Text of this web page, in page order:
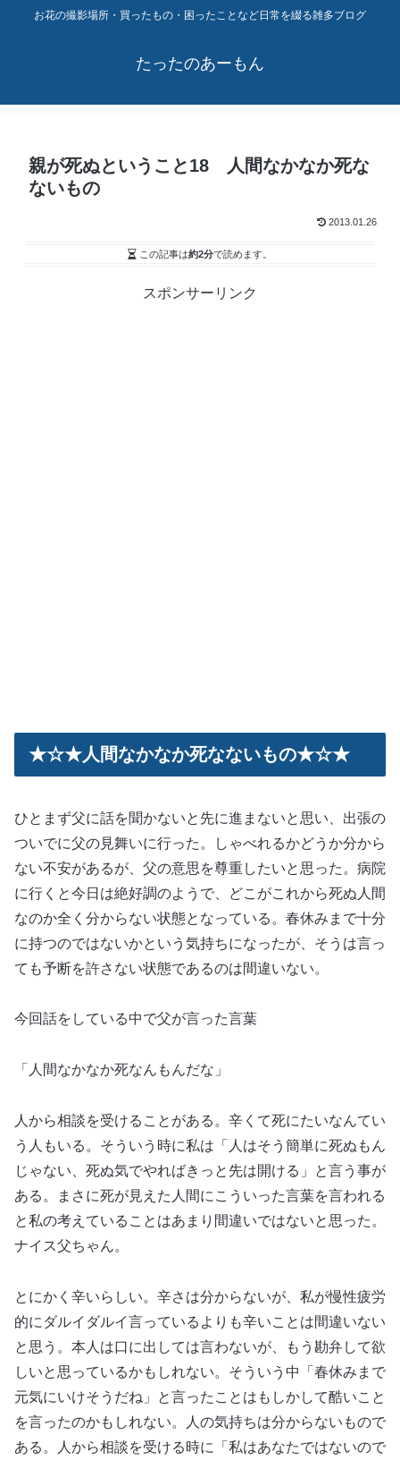
お花の撮影場所・買ったもの・困ったことなど日常を綴る雑多ブログ
たったのあーもん
親が死ぬということ18 人間なかなか死な
ないもの
2013.01.26
この記事は約2分で読めます。
スポンサーリンク
★☆★人間なかなか死なないもの★☆★
ひとまず父に話を聞かないと先に進まないと思い、出張の
ついでに父の見舞いに行った。しゃべれるかどうか分から
ない不安があるが、父の意思を尊重したいと思った。病院
に行くと今日は絶好調のようで、どこがこれから死ぬ人間
なのか全く分からない状態となっている。春休みまで十分
に持つのではないかという気持ちになったが、そうは言っ
ても予断を許さない状態であるのは間違いない。
今回話をしている中で父が言った言葉
「人間なかなか死なんもんだな」
人から相談を受けることがある。辛くて死にたいなんてい
う人もいる。そういう時に私は「人はそう簡単に死ぬもん
じゃない、死ぬ気でやればきっと先は開ける」と言う事が
ある。まさに死が見えた人間にこういった言葉を言われる
と私の考えていることはあまり間違いではないと思った。
ナイス父ちゃん。
とにかく辛いらしい。辛さは分からないが、私が慢性疲労
的にダルイダルイ言っているよりも辛いことは間違いない
と思う。本人は口に出しては言わないが、もう勘弁して欲
しいと思っているかもしれない。そういう中「春休みまで
元気にいけそうだね」と言ったことはもしかして酷いこと
を言ったのかもしれない。人の気持ちは分からないもので
ある。人から相談を受ける時に「私はあなたではないので